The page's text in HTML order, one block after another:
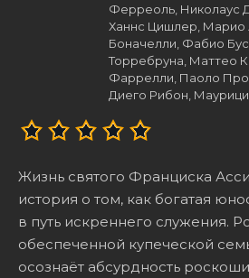
Ферреоль, Николаус
Ханнс Цишлер,
Боначелли, Фабио
Торребруна, Маттео
Фаррелли, Паоло
Диего Рибон,
Жизнь святого Франциска
история о том, как богатая
в путь искреннего служения.
обеспеченной купеческой
осознаёт абсурдность